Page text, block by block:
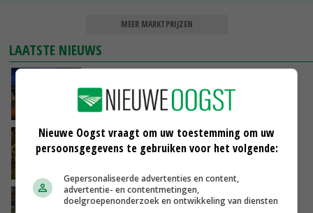
MEER MARKTPRIJZEN
LAATSTE NIEUWS
hogere omzet
VANDAAG, 14:35
Aandeel China in wereldwijde fritesexport
neemt verder toe
Eierprijzen lijken dieptepunt achter zich te
Nieuwe Oogst vraagt om uw toestemming om uw
persoonsgegevens te gebruiken voor het volgende:
Gepersonaliseerde advertenties en content,
advertentie- en contentmetingen,
doelgroepenonderzoek en ontwikkeling van diensten